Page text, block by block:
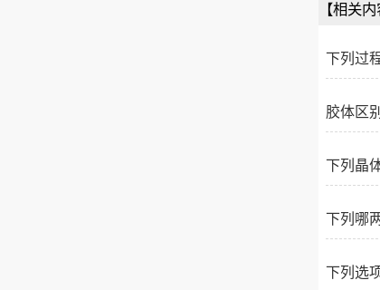
【相关内
下列过
胶体区
下列晶
下列哪
下列选